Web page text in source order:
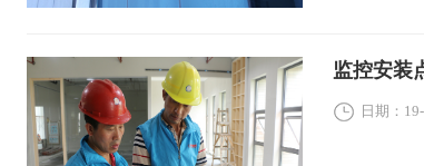
监控安装
日期：